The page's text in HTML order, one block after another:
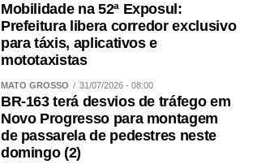
Mobilidade na 52ª Exposul:
Prefeitura libera corredor exclusivo
para táxis, aplicativos e
mototaxistas
MATO GROSSO 31/07/2026 - 08:00
BR-163 terá desvios de tráfego em
Novo Progresso para montagem
de passarela de pedestres neste
domingo (2)